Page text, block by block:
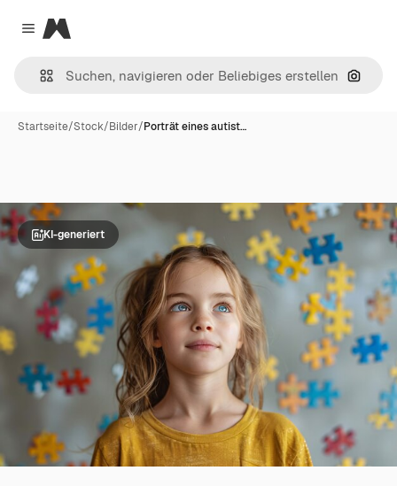
Close menu
Magnific
Nach
Startseite/Stock/Bilder/Porträt eines autist…
KI-generiert